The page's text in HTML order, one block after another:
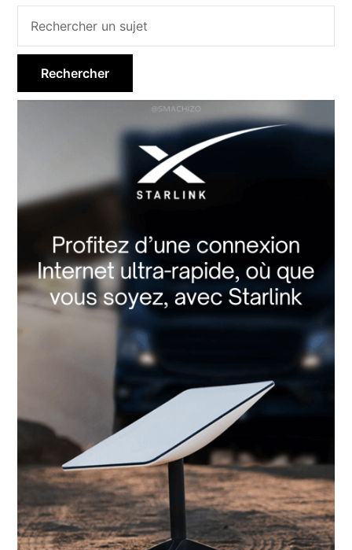
Barre
latérale
principale